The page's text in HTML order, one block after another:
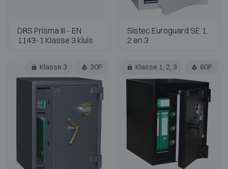
DRS Prisma III - EN
1143-1 Klasse 3 kluis
Sistec Euroguard SE 1,
2 en 3
Klasse 3 30P Klasse 1, 2, 3 60P